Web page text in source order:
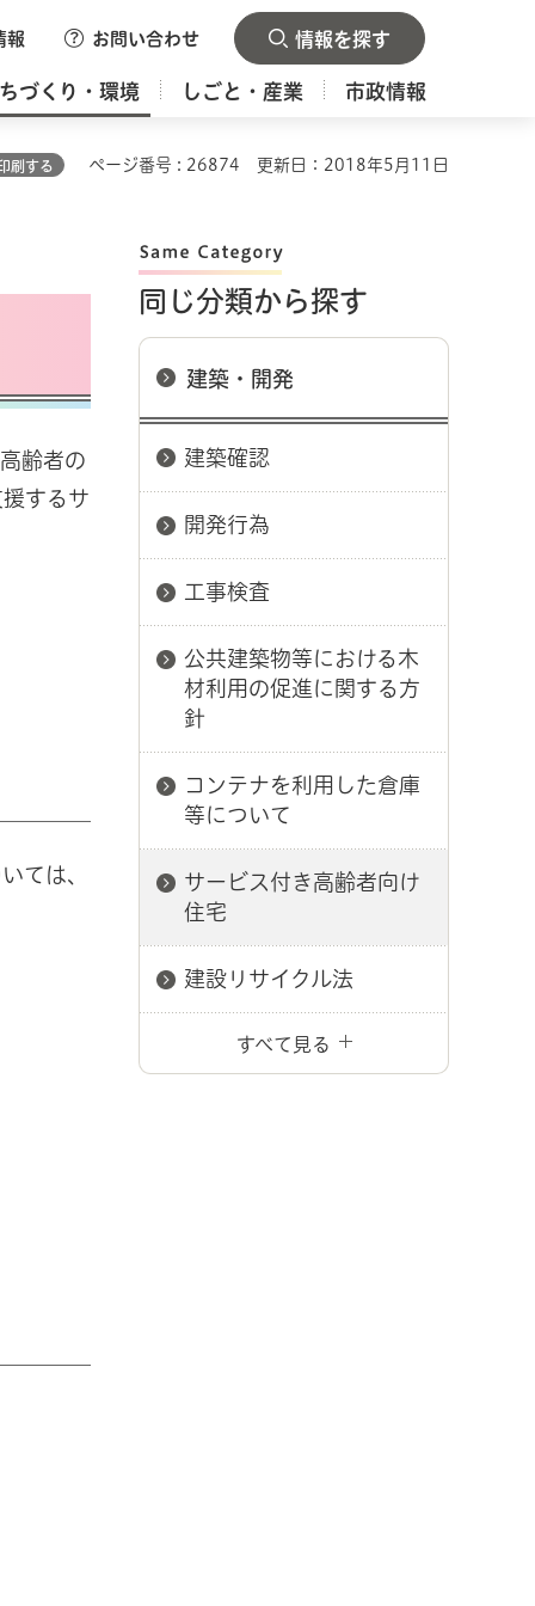
報 お問い合わせ 情報を探す
づくり・環境 しごと・産業 市政情報
刷する ページ番号 : 26874 更新日：2018年5月11日
齢者の
するサ
ては、
同じ分類から探す
建築・開発
建築確認
開発行為
工事検査
公共建築物等における木
材利用の促進に関する方
針
コンテナを利用した倉庫
等について
サービス付き高齢者向け
住宅
建設リサイクル法
すべて見る